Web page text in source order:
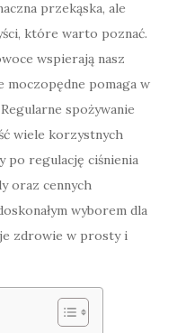
przekąska, ale
które warto poznać.
wspierają nasz
moczopędne pomaga w
spożywanie
wiele korzystnych
po regulację ciśnienia
oraz cennych
wyborem dla
zdrowie w prosty i